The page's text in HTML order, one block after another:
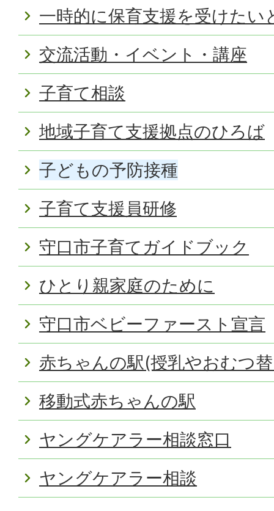
一時的に保育支援を受けたい
交流活動・イベント・講座
子育て相談
地域子育て支援拠点のひろば
子どもの予防接種
子育て支援員研修
守口市子育てガイドブック
ひとり親家庭のために
守口市ベビーファースト宣言
赤ちゃんの駅(授乳やおむつ
移動式赤ちゃんの駅
ヤングケアラー相談窓口
ヤングケアラー相談